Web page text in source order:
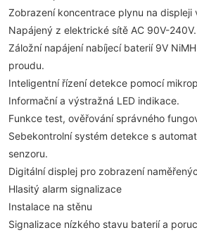
Zobrazení koncentrace plynu na displeji
Napájený z elektrické sítě AC 90V-240V.
Záložní napájení nabíjecí baterií 9V
proudu.
Inteligentní řízení detekce pomocí
Informační a výstražná LED indikace.
Funkce test, ověřování správného
Sebekontrolní systém detekce s
senzoru.
Digitální displej pro zobrazení
Hlasitý alarm signalizace
Instalace na stěnu
Signalizace nízkého stavu baterií a